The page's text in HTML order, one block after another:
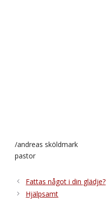
/andreas sköldmark
pastor
Fattas något i din glädje?
Hjälpsamt